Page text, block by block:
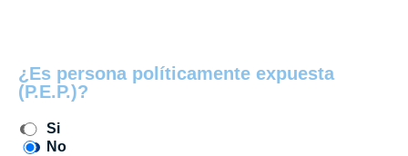
¿Es persona políticamente expuesta
(P.E.P.)?
Si
No